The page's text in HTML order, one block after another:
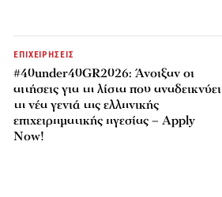
ΕΠΙΧΕΙΡΗΣΕΙΣ
#40under40GR2026: Άνοιξαν οι
αιτήσεις για τη λίστα που αναδεικνύει
τη νέα γενιά της ελληνικής
επιχειρηματικής ηγεσίας – Apply
Now!